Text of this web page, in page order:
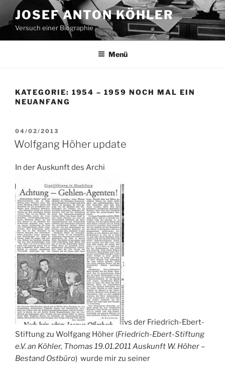
Inhalt
springen
JOSEF ANTON KÖHLER
Versuch einer Biographie
Menü
KATEGORIE: 1954 – 1959 NOCH MAL EIN
NEUANFANG
VERÖFFENTLICHT
AM
04/02/2013
Wolfgang Höher update
In der Auskunft des Archi
vs der Friedrich-Ebert-
Stiftung zu Wolfgang Höher (Friedrich-Ebert-Stiftung
e.V. an Köhler, Thomas 19.01.2011 Auskunft W. Höher –
Bestand Ostbüro) wurde mir zu seiner